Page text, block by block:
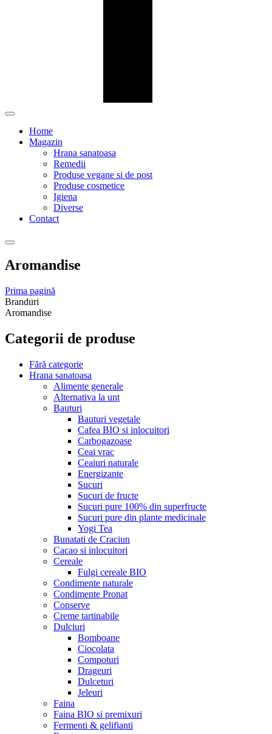
Home
Magazin
Hrana sanatoasa
Remedii
Produse vegane si de post
Produse cosmetice
Igiena
Diverse
Contact
Aromandise
Prima pagină
Branduri
Aromandise
Categorii de produse
Fără categorie
Hrana sanatoasa
Alimente generale
Alternativa la unt
Bauturi
Bauturi vegetale
Cafea BIO si inlocuitori
Carbogazoase
Ceai vrac
Ceaiuri naturale
Energizante
Sucuri
Sucuri de fructe
Sucuri pure 100% din superfructe
Sucuri pure din plante medicinale
Yogi Tea
Bunatati de Craciun
Cacao si inlocuitori
Cereale
Fulgi cereale BIO
Condimente naturale
Condimente Pronat
Conserve
Creme tartinabile
Dulciuri
Bomboane
Ciocolata
Compoturi
Drageuri
Dulceturi
Jeleuri
Faina
Faina BIO si premixuri
Fermenti & gelifianti